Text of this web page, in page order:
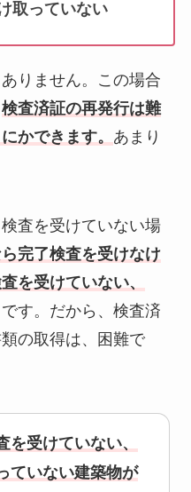
取っていない
りません。この場合
検査済証の再発行は難
かできます。 あまり
査を受けていない場
完了検査を受けなけ
を受けていない、
す。だから、検査済
の取得は、困難で
を受けていない、
ていない建築物が